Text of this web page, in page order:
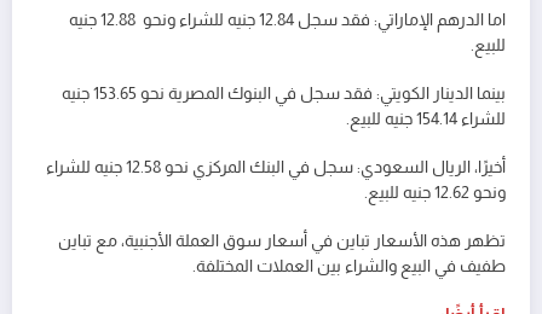
اما الدرهم الإماراتي: فقد سجل 12.84 جنيه للشراء ونحو 12.88 جنيه
للبيع.
بينما الدينار الكويتي: فقد سجل في البنوك المصرية نحو 153.65 جنيه
للشراء 154.14 جنيه للبيع.
أخيرًا، الريال السعودي: سجل في البنك المركزي نحو 12.58 جنيه للشراء
ونحو 12.62 جنيه للبيع.
تظهر هذه الأسعار تباين في أسعار سوق العملة الأجنبية، مع تباين
طفيف في البيع والشراء بين العملات المختلفة.